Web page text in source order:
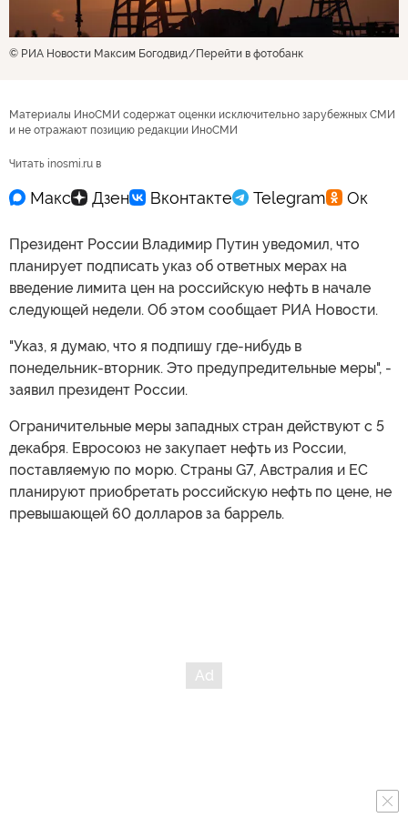
© РИА Новости Максим Богодвид Перейти в фотобанк
Материалы ИноСМИ содержат оценки исключительно зарубежных СМИ
и не отражают позицию редакции ИноСМИ
Читать inosmi.ru в
Президент России Владимир Путин уведомил, что
планирует подписать указ об ответных мерах на
введение лимита цен на российскую нефть в начале
следующей недели. Об этом сообщает РИА Новости.
"Указ, я думаю, что я подпишу где-нибудь в
понедельник-вторник. Это предупредительные меры", -
заявил президент России.
Ограничительные меры западных стран действуют с 5
декабря. Евросоюз не закупает нефть из России,
поставляемую по морю. Страны G7, Австралия и ЕС
планируют приобретать российскую нефть по цене, не
превышающей 60 долларов за баррель.